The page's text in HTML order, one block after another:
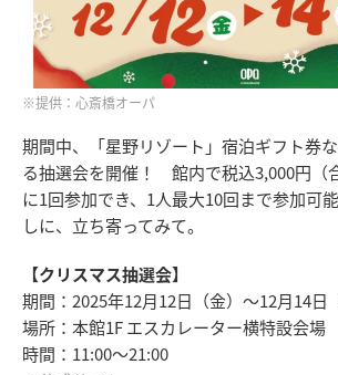
※提供：心斎橋オーパ
期間中、「星野リゾート」宿泊ギフト券
る抽選会を開催！ 館内で税込3,000円（
に1回参加でき、1人最大10回まで参加可
しに、立ち寄ってみて。
【クリスマス抽選会】
期間：2025年12月12日（金）～12月14日
場所：本館1F エスカレーター横特設会場
時間：11:00～21:00